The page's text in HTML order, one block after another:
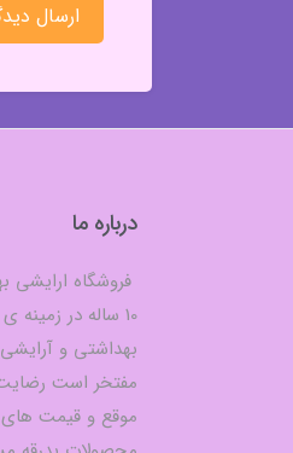
ارسال
درباره ما
فروشگاه ارایشی
10 ساله در
بهداشتی و آرایشی
مفتخر است رضایت
موقع و قیمت